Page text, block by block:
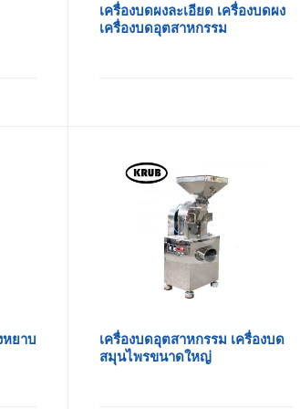
เครื่องบดผงละเอียด เครื่องบดผง
เครื่องบดอุตสาหกรรม
หยาบ
เครื่องบดอุตสาหกรรม เครื่องบด
สมุนไพรขนาดใหญ่